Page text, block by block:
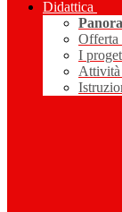
Didattica
Offerta
I
Attività